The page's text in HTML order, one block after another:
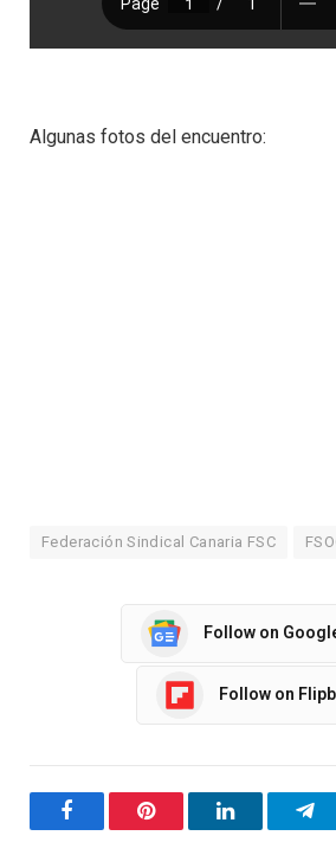
Algunas fotos del encuentro:
Federación Sindical Canaria FSC
Follow on
Follow on
FacebookPinterest LinkedIn